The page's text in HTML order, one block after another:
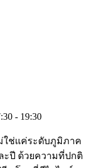
- 19:30
ใช่แค่ระดับภูมิภาค
ะปี ด้วยความที่ปกติ